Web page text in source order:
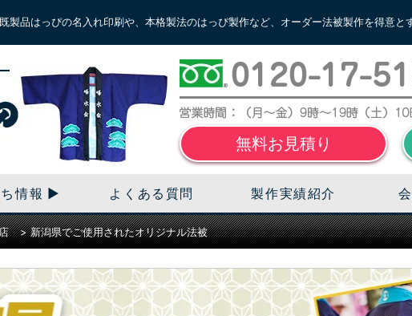
製品はっぴの名入れ印刷や、本格製法のはっぴ製作など、オーダー法被製作を得意と
無料お見積り
情報 よくある質問 製作実績紹介
>新潟県でご使用されたオリジナル法被